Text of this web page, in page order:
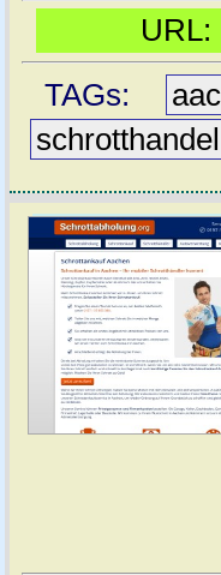
URL:
TAGs:
schrotthandel